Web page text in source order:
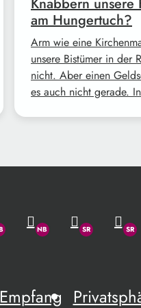
am Hungertuch?
Arm wie eine
unsere Bistümer in der
nicht. Aber einen
es auch nicht gerade.
Empfang